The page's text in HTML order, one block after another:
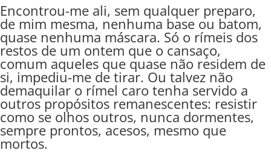
Encontrou-me ali, sem qualquer preparo,
de mim mesma, nenhuma base ou batom,
quase nenhuma máscara. Só o rímeis dos
restos de um ontem que o cansaço,
comum aqueles que quase não residem de
si, impediu-me de tirar. Ou talvez não
demaquilar o rímel caro tenha servido a
outros propósitos remanescentes: resistir
como se olhos outros, nunca dormentes,
sempre prontos, acesos, mesmo que
mortos.